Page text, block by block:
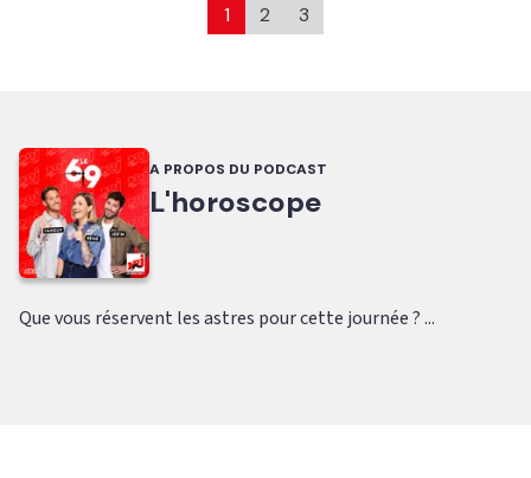
1 2 3
A PROPOS DU PODCAST
L'horoscope
Que vous réservent les astres pour cette journée ? ...